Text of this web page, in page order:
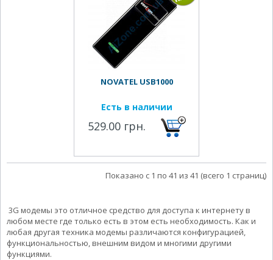
NOVATEL USB1000
Есть в наличии
529.00 грн.
Показано с 1 по 41 из 41 (всего 1 страниц)
3G модемы это отличное средство для доступа к интернету в
любом месте где только есть в этом есть необходимость. Как и
любая другая техника модемы различаются конфигурацией,
функциональностью, внешним видом и многими другими
функциями.